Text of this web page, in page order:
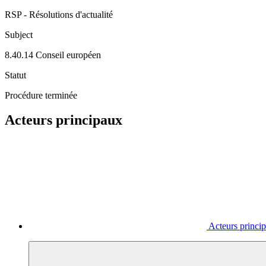
RSP - Résolutions d'actualité
Subject
8.40.14 Conseil européen
Statut
Procédure terminée
Acteurs principaux
Acteurs